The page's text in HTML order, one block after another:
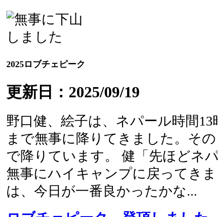
2025ロブチェピーク
更新日：2025/09/19
野口健、絵子は、ネパール時間
まで無事に降りてきました。そ
で降りています。 健「先ほどネ
無事にハイキャンプに戻ってき
は、今日が一番良かったかな...